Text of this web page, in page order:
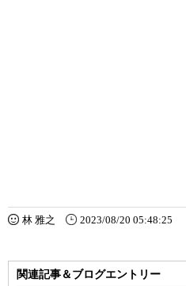
林 雅之 2023/08/20 05:48:25
関連記事＆ブログエントリー